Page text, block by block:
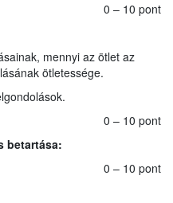
0 – 10 pont
mennyi az ötlet az
ötletessége.
0 – 10 pont
betartása:
0 – 10 pont